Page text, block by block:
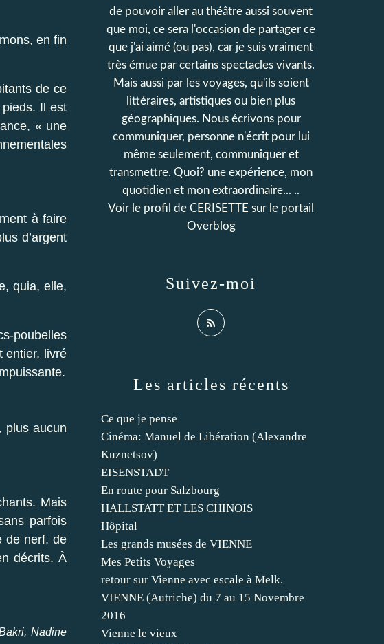
en fin
de ce
Il est
« une
à faire
d’argent
quia, elle,
poubelles
entier, livré
plus aucun
Mais
parfois
de nerf, de
décrits. À
Nadine
Les articles récents
Ce que je pense
Cinéma: Manuel de Libération (Alexandre
Kuznetsov)
EISENSTADT
En route pour Salzbourg
HALLSTATT ET LES CHINOIS
Hôpital
Les grands musées de VIENNE
Mes Petits Voyages
retour sur Vienne avec escale à Melk.
VIENNE (Autriche) du 7 au 15 Novembre
2016
Vienne le vieux
Suivez-moi
de pouvoir aller au théâtre aussi souvent
que moi, ce sera l'occasion de partager ce
que j'ai aimé (ou pas), car je suis vraiment
très émue par certains spectacles vivants.
Mais aussi par les voyages, qu'ils soient
littéraires, artistiques ou bien plus
géographiques. Nous écrivons pour
communiquer, personne n'écrit pour lui
même seulement, communiquer et
transmettre. Quoi? une expérience, mon
quotidien et mon extraordinaire... ..
Voir le profil de CERISETTE sur le portail
Overblog